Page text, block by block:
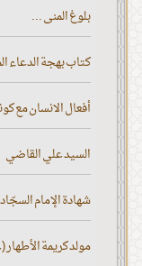
بلوغ المنى ...
كتاب بهجة الدعاء
أفعال الانسان مع
السيد علي القاضي
شهادة الإمام
مولد كريمة الأطهار